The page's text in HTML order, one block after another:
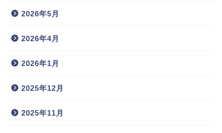
2026年5月
2026年4月
2026年1月
2025年12月
2025年11月